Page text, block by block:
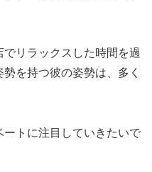
リラックスした時間を過
を持つ彼の姿勢は、多く
トに注目していきたいで